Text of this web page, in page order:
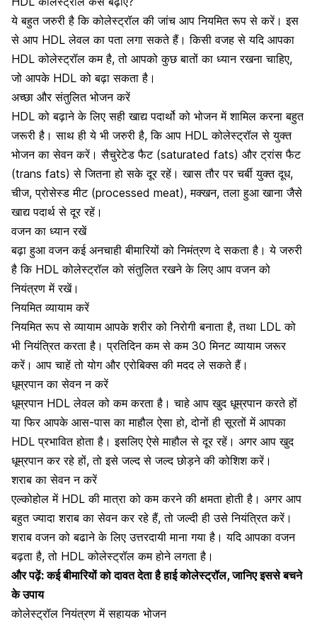
ये बहुत जरुरी है कि कोलेस्ट्रॉल की जांच आप नियमित रूप से करें। इस
से आप HDL लेवल का पता लगा सकते हैं। किसी वजह से यदि आपका
HDL कोलेस्ट्रॉल कम है, तो आपको कुछ बातों का ध्यान रखना चाहिए,
जो आपके HDL को बढ़ा सकता है।
अच्छा और संतुलित भोजन करें
HDL को बढ़ाने के लिए सही खाद्य पदार्थो को भोजन में शामिल करना बहुत
जरूरी है। साथ ही ये भी जरुरी है, कि आप HDL कोलेस्ट्रॉल से युक्त
भोजन का सेवन करें। सैचुरेटेड फैट (saturated fats) और ट्रांस फैट
(trans fats) से जितना हो सके दूर रहें। खास तौर पर चर्बी युक्तदूध,
चीज, प्रोसेस्ड मीट (processed meat), मक्खन, तला हुआ खाना जैसे
खाद्य पदार्थ से दूर रहें।
वजन का ध्यान रखें
बढ़ा हुआवजनकई अनचाही बीमारियों को निमंत्रण दे सकता है। ये जरुरी
है कि HDL कोलेस्ट्रॉल को संतुलित रखने के लिए आप वजन को
नियंत्रण में रखें।
नियमित व्यायाम करें
नियमित रूप से व्यायाम आपके शरीर को निरोगी बनाता है, तथा LDL को
भी नियंत्रित करता है। प्रतिदिन कम से कम 30 मिनट व्यायाम जरूर
करें। आप चाहें तो योग और एरोबिक्स की मदद ले सकते हैं।
धूम्रपान का सेवन न करें
धूम्रपान HDL लेवल को कम करता है। चाहे आप खुदधूम्रपानकरते हों
या फिर आपके आस-पास का माहौल ऐसा हो, दोनों ही सूरतों में आपका
HDL प्रभावित होता है। इसलिए ऐसे माहौल से दूर रहें। अगर आप खुद
धूम्रपान कर रहे हों, तो इसे जल्द से जल्द छोड़ने की कोशिश करें।
शराब का सेवन न करें
एल्कोहोल में HDL की मात्रा को कम करने की क्षमता होती है। अगर आप
बहुत ज्यादा शराब का सेवन कर रहे हैं, तो जल्दी ही उसे नियंत्रित करें।
शराब वजन को बढाने के लिए उत्तरदायी माना गया है। यदि आपका वजन
बढ़ता है, तो HDL कोलेस्ट्रॉल कम होने लगता है।
और पढ़ें:कई बीमारियों को दावत देता है हाई कोलेस्ट्रॉल, जानिए इससे बचने
के उपाय
कोलेस्ट्रॉल नियंत्रण में सहायक भोजन